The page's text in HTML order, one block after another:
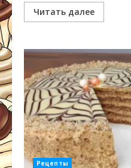
Читать далее
Рецепты